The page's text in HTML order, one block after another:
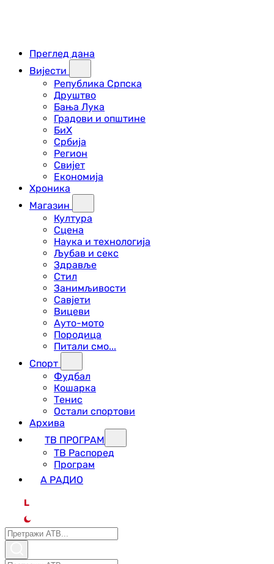
Преглед дана
Вијести
Република Српска
Друштво
Бања Лука
Градови и општине
БиХ
Србија
Регион
Свијет
Економија
Хроника
Магазин
Култура
Сцена
Наука и технологија
Љубав и секс
Здравље
Стил
Занимљивости
Савјети
Вицеви
Ауто-мото
Породица
Питали смо...
Спорт
Фудбал
Кошарка
Тенис
Остали спортови
Архива
ТВ ПРОГРАМ
ТВ Распоред
Програм
А РАДИО
L